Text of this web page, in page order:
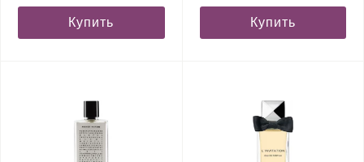
Купить Купить